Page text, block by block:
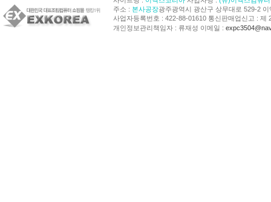
주소 : 본사공장광주광역시 광산구 상무대로 529-2 이
사업자등록번호 : 422-88-01610 통신판매업신고 : 제
개인정보관리책임자 : 류재성 이메일 :